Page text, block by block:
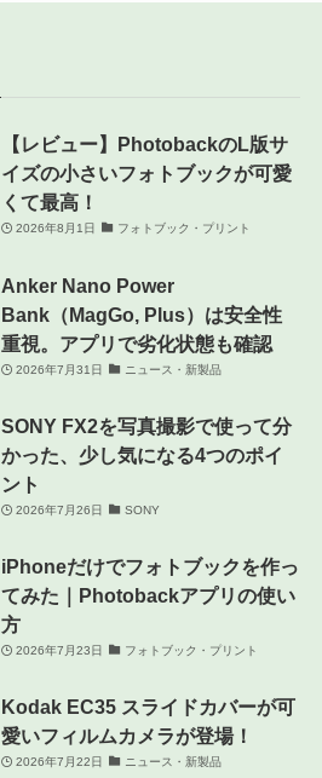
【レビュー】PhotobackのL版サ
イズの小さいフォトブックが可愛
くて最高！
2026年8月1日 フォトブック・プリント
Anker Nano Power
Bank（MagGo, Plus）は安全性
重視。アプリで劣化状態も確認
2026年7月31日 ニュース・新製品
SONY FX2を写真撮影で使って分
かった、少し気になる4つのポイ
ント
2026年7月26日 SONY
iPhoneだけでフォトブックを作っ
てみた｜Photobackアプリの使い
方
2026年7月23日 フォトブック・プリント
Kodak EC35 スライドカバーが可
愛いフィルムカメラが登場！
2026年7月22日 ニュース・新製品